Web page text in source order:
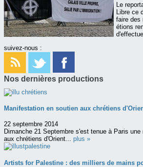
Le
Libre ce
faire des
étions
suivez-nous :
Nos dernières productions
Manifestation en soutien aux chrétiens
22 septembre 2014
Dimanche 21 Septembre s'est tenue à Paris
aux chrétiens d'Orient... plus »
Artists for Palestine : des milliers de mains